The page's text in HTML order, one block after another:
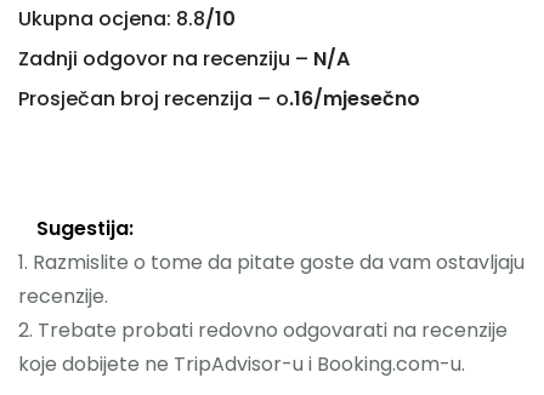
Ukupna ocjena: 8.8/10
Zadnji odgovor na recenziju – N/A
Prosječan broj recenzija – o.16/mjesečno
Sugestija:
1. Razmislite o tome da pitate goste da vam ostavljaju
recenzije.
2. Trebate probati redovno odgovarati na recenzije
koje dobijete ne TripAdvisor-u i Booking.com-u.